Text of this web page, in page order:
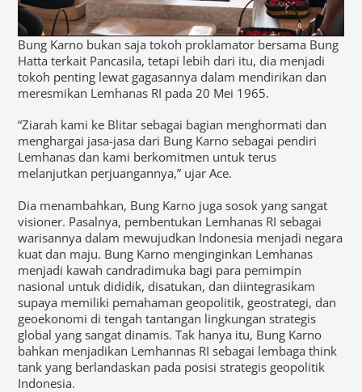
Bung Karno bukan saja tokoh proklamator bersama Bung
Hatta terkait Pancasila, tetapi lebih dari itu, dia menjadi
tokoh penting lewat gagasannya dalam mendirikan dan
meresmikan Lemhanas RI pada 20 Mei 1965.
“Ziarah kami ke Blitar sebagai bagian menghormati dan
menghargai jasa-jasa dari Bung Karno sebagai pendiri
Lemhanas dan kami berkomitmen untuk terus
melanjutkan perjuangannya,” ujar Ace.
Dia menambahkan, Bung Karno juga sosok yang sangat
visioner. Pasalnya, pembentukan Lemhanas RI sebagai
warisannya dalam mewujudkan Indonesia menjadi negara
kuat dan maju. Bung Karno menginginkan Lemhanas
menjadi kawah candradimuka bagi para pemimpin
nasional untuk dididik, disatukan, dan diintegrasikam
supaya memiliki pemahaman geopolitik, geostrategi, dan
geoekonomi di tengah tantangan lingkungan strategis
global yang sangat dinamis. Tak hanya itu, Bung Karno
bahkan menjadikan Lemhannas RI sebagai lembaga think
tank yang berlandaskan pada posisi strategis geopolitik
Indonesia.